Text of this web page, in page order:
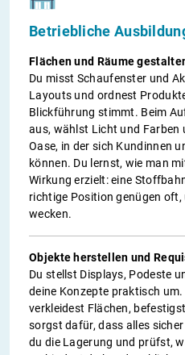
Betriebliche
Flächen und Räume
Du misst Schaufenster und
Layouts und ordnest
Blickführung stimmt. Beim
aus, wählst Licht und Farben
Oase, in der sich Kundinnen
können. Du lernst, wie man
Wirkung erzielt: eine
richtige Position genügen
wecken.
Objekte herstellen und
Du stellst Displays, Podeste
deine Konzepte praktisch
verkleidest Flächen,
sorgst dafür, dass alles
du die Lagerung und prüfst,